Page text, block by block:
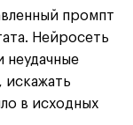
промпт
Нейросеть
неудачные
искажать
в исходных